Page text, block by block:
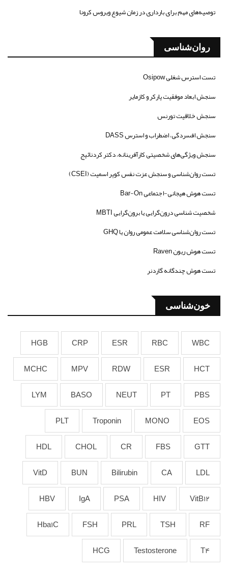
توصیه‌های مهم برای بارداری در زمان شیوع ویروس کرونا
روان‌شناسی
تست استرس شغلی Osipow
سنجش ابعاد موفقیت پارکر و کازمایر
سنجش خلاقیت تورنس
سنجش افسردگی، اضطراب و استرس DASS
سنجش ویژگی‌های شخصیتی کارآفرینانه، دکتر کردنائیج
تست روان‌شناسی و سنجش عزت نفس کوپر اسمیت (CSEI)
تست هوش هیجانی-اجتماعی Bar-On
شخصیت شناسی درون‌گرایی یا برون‌گرایی MBTI
تست روان‌شناسی سلامت عمومی روان یا GHQ
تست هوش ریون Raven
تست هوش چندگانه گاردنر
خون‌شناسی
WBC
RBC
ESR
CRP
HGB
HCT
ESR
RDW
MPV
MCHC
PBS
PT
NEUT
BASO
LYM
EOS
MONO
Troponin
PLT
GTT
FBS
CR
CHOL
HDL
LDL
CA
Bilirubin
BUN
VitD
VitB12
HIV
PSA
IgA
HBV
RF
TSH
PRL
FSH
Hba1C
T4
Testosterone
HCG